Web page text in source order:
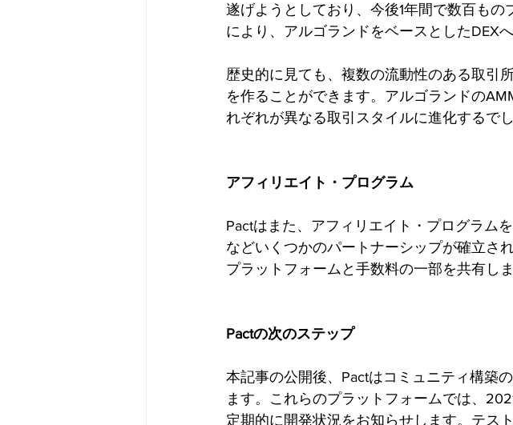
遂げようとしており、今後1年間で数百も
により、アルゴランドをベースとしたDEX
歴史的に見ても、複数の流動性のある取引
を作ることができます。アルゴランドの
れぞれが異なる取引スタイルに進化するでし
アフィリエイト・プログラム
Pactはまた、アフィリエイト・プログラム
などいくつかのパートナーシップが確立さ
プラットフォームと手数料の一部を共有しま
Pactの次のステップ
本記事の公開後、Pactはコミュニティ構築の
ます。これらのプラットフォームでは、
定期的に開発状況をお知らせします。テス